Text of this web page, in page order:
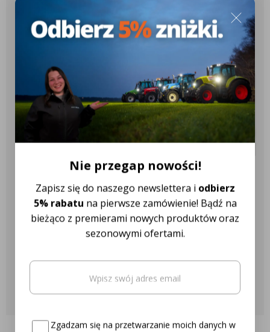
✔️ Ponad 10.000 różnych konfiguracji
✔️ Ponad 2.600 różnych modeli
ciągników
✔️ Ponad 18 różnych marek
Nasza obsługa klienta jest do
Twojej dyspozycji!
Najczęściej zadawane pytania
Skontaktuj się z nami
Nie przegap nowości!
Zapisz się do naszego newslettera i odbierz
5% rabatu na pierwsze zamówienie! Bądź na
bieżąco z premierami nowych produktów oraz
sezonowymi ofertami.
Email
Consent (wymagane)
Zgadzam się na przetwarzanie moich danych w
Oto Twój kod zniżkowy na